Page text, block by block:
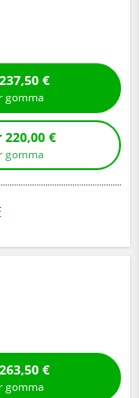
per 237,50 €
gomma
montaggio per 220,00 €
gomma
per 263,50 €
gomma